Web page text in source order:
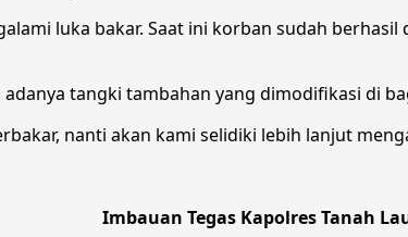
luka bakar. Saat ini korban sudah
tangki tambahan yang dimodifikasi di
nanti akan kami selidiki lebih lanjut
Imbauan Tegas Kapolres Tanah